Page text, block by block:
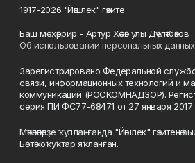
1917-2026 "Йәшлек" гәзите
Баш мөхәррир - Артур Хәсән улы Дәүләтбәков
Об использовании персональных данных
Зарегистрировано Федеральной
связи, информационных технологий и
коммуникаций (РОСКОМНАДЗОР).
серия ПИ ФС77-68471 от 27 января 2017
Мәҡәләләрҙе ҡулланғанда "Йәшлек"
Бөтә хоҡуҡтар яҡланған.